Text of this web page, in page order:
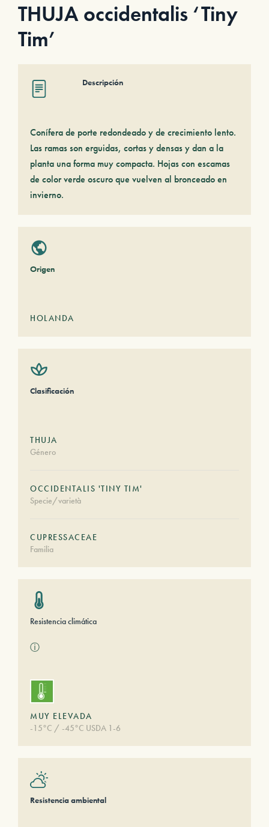
THUJA occidentalis ‘Tiny
Tim’
Descripción
Conífera de porte redondeado y de crecimiento lento.
Las ramas son erguidas, cortas y densas y dan a la
planta una forma muy compacta. Hojas con escamas
de color verde oscuro que vuelven al bronceado en
invierno.
Origen
HOLANDA
Clasificación
THUJA
Género
OCCIDENTALIS 'TINY TIM'
Specie/varietà
CUPRESSACEAE
Familia
Resistencia climática
ⓘ
MUY ELEVADA
-15°C / -45°C USDA 1-6
Resistencia ambiental